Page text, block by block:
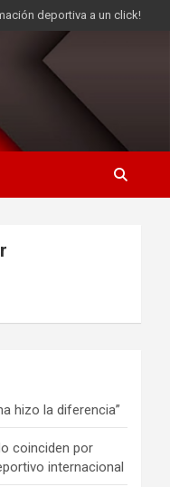
deportiva a un click!
hizo la diferencia”
coinciden por
internacional